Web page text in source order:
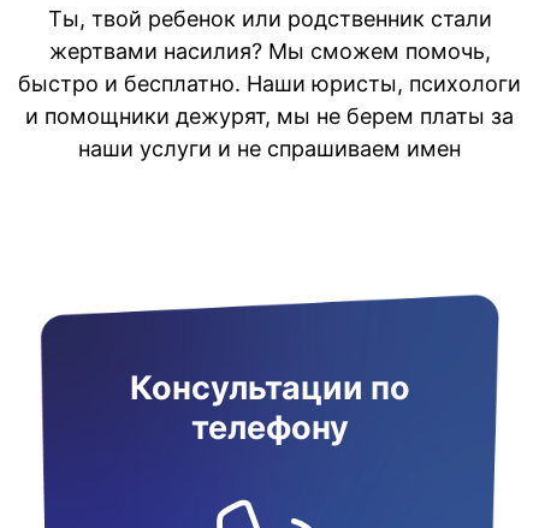
Ты, твой ребенок или родственник стали
жертвами насилия? Мы сможем помочь,
быстро и бесплатно. Наши юристы, психологи
и помощники дежурят, мы не берем платы за
наши услуги и не спрашиваем имен
Консультации по
телефону